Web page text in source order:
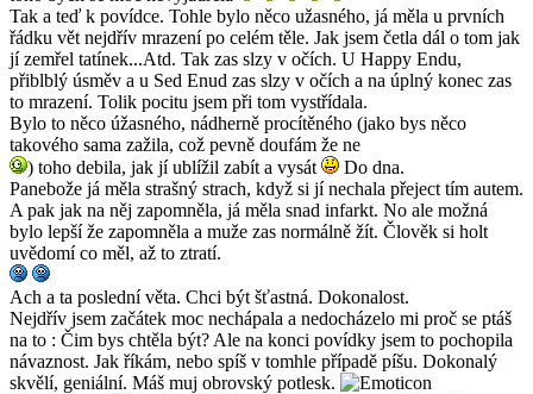
Tak a teď k povídce. Tohle bylo něco užasného, já měla u prvních
řádku vět nejdřív mrazení po celém těle. Jak jsem četla dál o tom jak
jí zemřel tatínek...Atd. Tak zas slzy v očích. U Happy Endu,
přiblblý úsměv a u Sed Enud zas slzy v očích a na úplný konec zas
to mrazení. Tolik pocitu jsem při tom vystřídala.
Bylo to něco úžasného, nádherně procítěného (jako bys něco
takového sama zažila, což pevně doufám že ne
) toho debila, jak jí ublížil zabít a vysát
Do dna.
Panebože já měla strašný strach, když si jí nechala přeject tím autem.
A pak jak na něj zapomněla, já měla snad infarkt. No ale možná
bylo lepší že zapomněla a muže zas normálně žít. Člověk si holt
uvědomí co měl, až to ztratí.
Ach a ta poslední věta. Chci být šťastná. Dokonalost.
Nejdřív jsem začátek moc nechápala a nedocházelo mi proč se ptáš
na to : Čim bys chtěla být? Ale na konci povídky jsem to pochopila
návaznost. Jak říkám, nebo spíš v tomhle případě píšu. Dokonalý
skvělí, geniální. Máš muj obrovský potlesk.